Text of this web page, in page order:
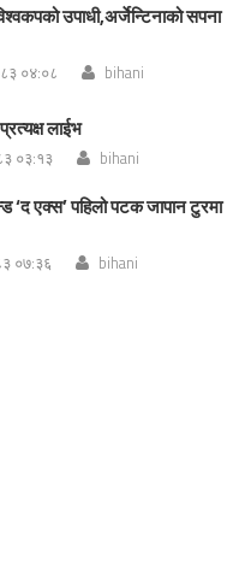
उपाधी,अर्जेन्टिनाको सपना
०४:०८ bihani
लाईभ
०३:१३ bihani
‘द एक्स’ पहिलो पटक जापान टुरमा
०७:३६ bihani